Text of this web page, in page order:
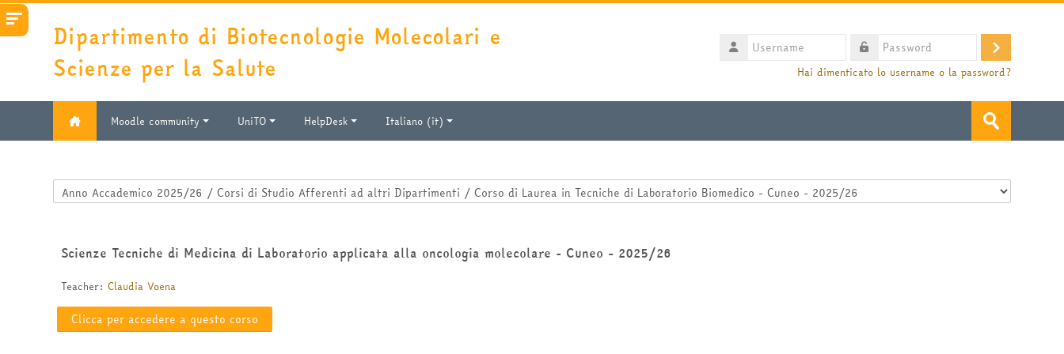
Vai al contenuto principale
Dipartimento di Biotecnologie Molecolari e
Scienze per la Salute
Username
Login
Hai dimenticato lo username o la password?
Moodle community UniTO HelpDesk Italiano ‎(it)‎ Invia
Categorie di corso
Scienze Tecniche di Medicina di Laboratorio applicata alla oncologia molecolare - Cuneo - 2025/26
Teacher:Claudia Voena
Clicca per accedere a questo corso